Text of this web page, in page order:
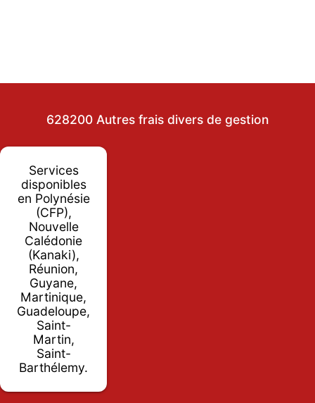
628200 Autres frais divers de gestion
Services
disponibles
en Polynésie
(CFP),
Nouvelle
Calédonie
(Kanaki),
Réunion,
Guyane,
Martinique,
Guadeloupe,
Saint-
Martin,
Saint-
Barthélemy.